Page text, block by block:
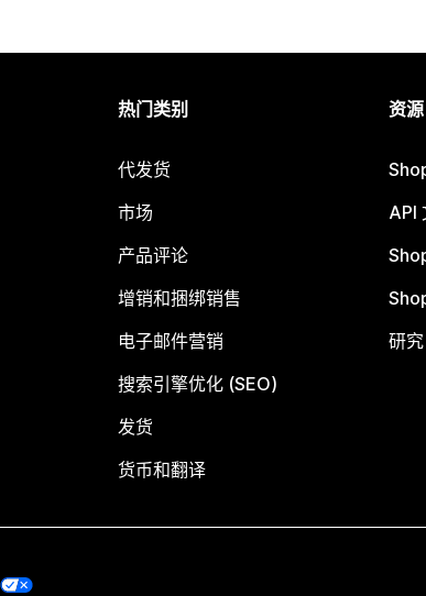
热门类别
代发货
市场
产品评论
增销和捆绑销售
电子邮件营销
搜索引擎优化 (SEO)
发货
货币和翻译
资源
API
研究